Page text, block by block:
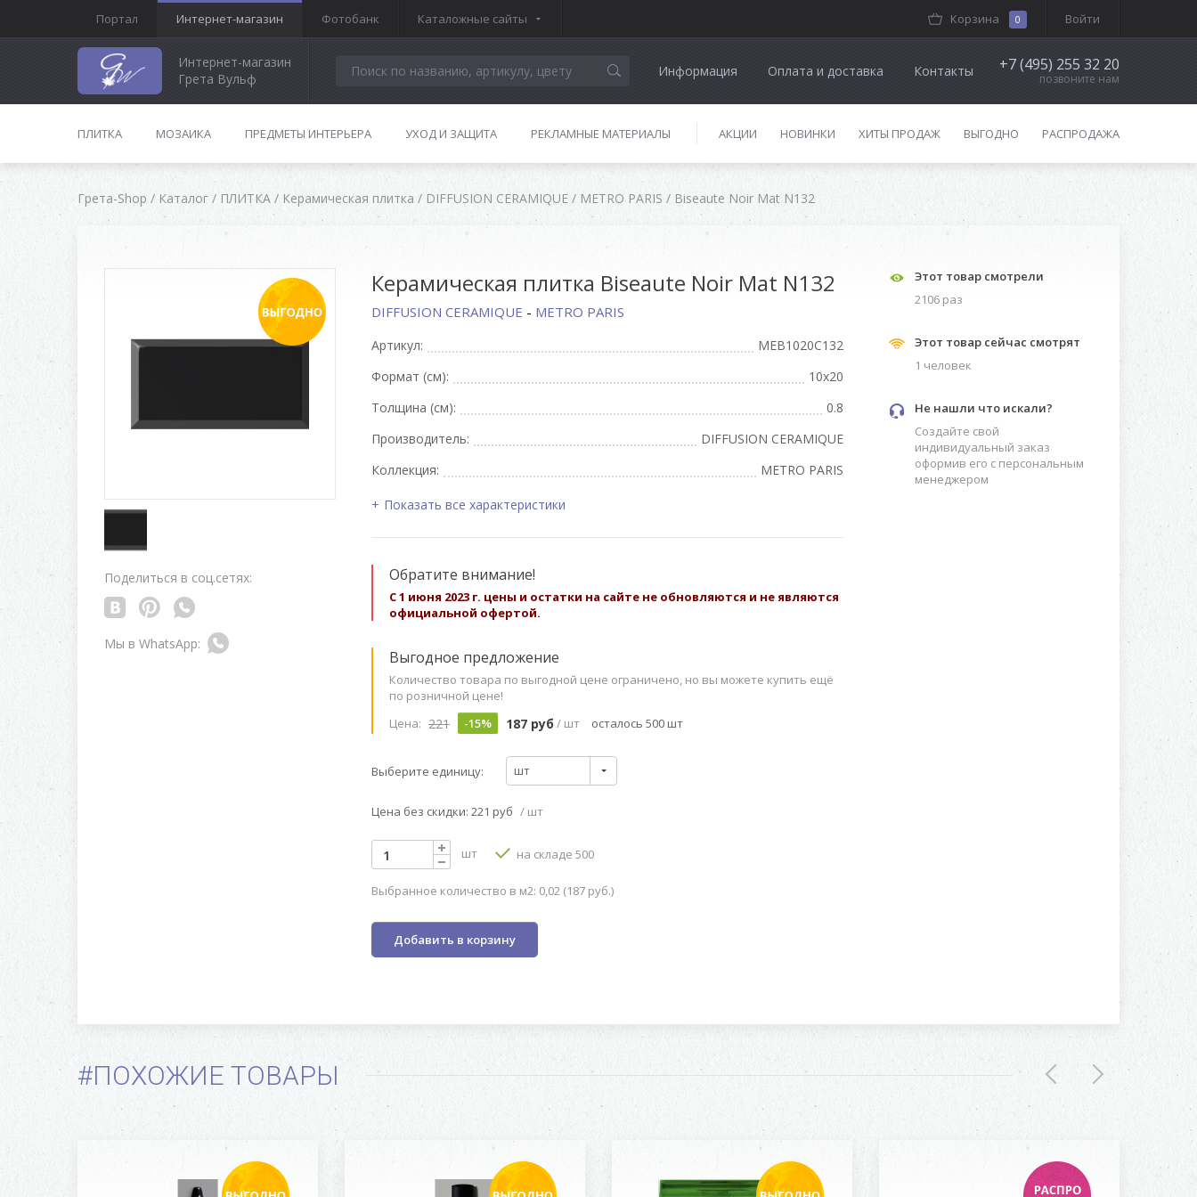
Портал Интернет-магазин Фотобанк Каталожные сайты Войти
Корзина 0
Интернет-магазин
Грета Вульф
Информация Оплата и доставка Контакты +7 (495) 255 32 20
позвоните нам
ПЛИТКА МОЗАИКА ПРЕДМЕТЫ ИНТЕРЬЕРА УХОД И ЗАЩИТА РЕКЛАМНЫЕ МАТЕРИАЛЫ АКЦИИ НОВИНКИ ХИТЫ ПРОДАЖ ВЫГОДНО РАСПРОДАЖА
Грета-Shop / Каталог / ПЛИТКА / Керамическая плитка / DIFFUSION CERAMIQUE / METRO PARIS / Biseaute Noir Mat N132
Поделиться в соц.сетях:
Керамическая плитка Biseaute Noir Mat N132
DIFFUSION CERAMIQUE - METRO PARIS
Артикул:
MEB1020C132
Формат (см):
10x20
Толщина (см):
0.8
Производитель:
DIFFUSION CERAMIQUE
Коллекция:
METRO PARIS
Показать все характеристики
Обратите внимание!
С 1 июня 2023 г. цены и остатки на сайте не обновляются и не являются
официальной офертой.
Выгодное предложение
Количество товара по выгодной цене ограничено, но вы можете купить ещё
по розничной цене!
Цена: 221 -15% 187 руб / шт осталось 500 шт
Выберите единицу: шт
Цена без скидки: 221 руб / шт
шт на складе 500
Выбранное количество в м2: 0,02 (187 руб.)
Добавить в корзину
Этот товар смотрели
2106 раз
Этот товар сейчас смотрят
1 человек
Не нашли что искали?
Создайте свой
индивидуальный заказ
оформив его с персональным
менеджером
#ПОХОЖИЕ ТОВАРЫ